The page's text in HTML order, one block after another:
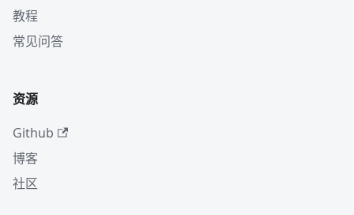
教程
常见问答
资源
Github
博客
社区